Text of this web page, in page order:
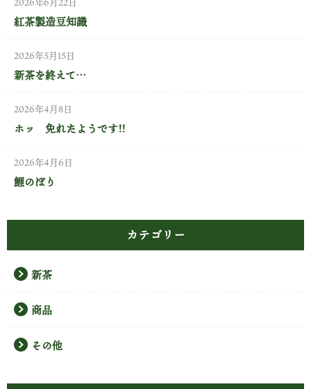
紅茶製造豆知識
新茶を終えて…
2026年5月15日
ホッ 免れたようです!!
2026年4月8日
鯉のぼり
2026年4月6日
カテゴリー
新茶
商品
その他